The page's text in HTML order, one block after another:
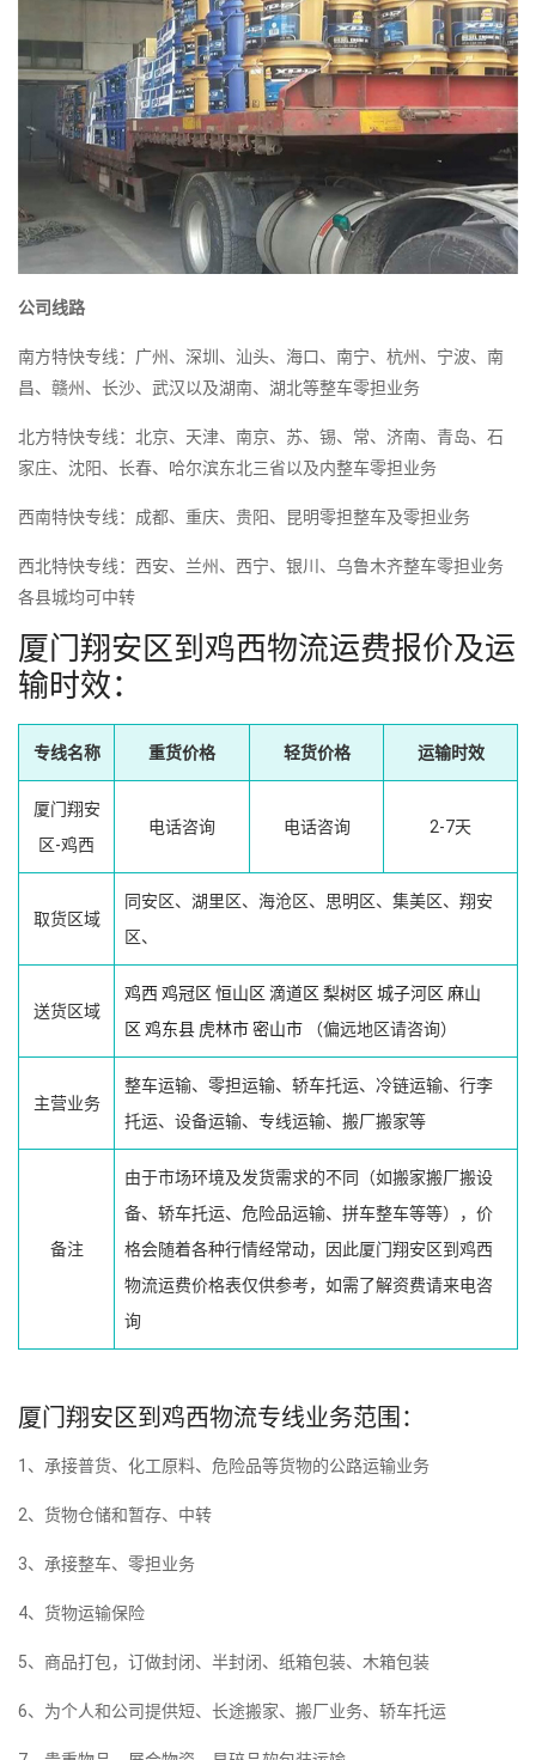
公司线路
南方特快专线：广州、深圳、汕头、海口、南宁、杭州、宁波、南
昌、赣州、长沙、武汉以及湖南、湖北等整车零担业务
北方特快专线：北京、天津、南京、苏、锡、常、济南、青岛、石
家庄、沈阳、长春、哈尔滨东北三省以及内整车零担业务
西南特快专线：成都、重庆、贵阳、昆明零担整车及零担业务
西北特快专线：西安、兰州、西宁、银川、乌鲁木齐整车零担业务
各县城均可中转
厦门翔安区到鸡西物流运费报价及运
输时效：
专线名称 重货价格 轻货价格 运输时效
厦门翔安
区-鸡西
电话咨询 电话咨询 2-7天
取货区域
同安区、湖里区、海沧区、思明区、集美区、翔安
区、
送货区域
鸡西鸡冠区 恒山区 滴道区 梨树区 城子河区 麻山
区 鸡东县 虎林市密山市 （偏远地区请咨询）
主营业务
整车运输、零担运输、轿车托运、冷链运输、行李
托运、设备运输、专线运输、搬厂搬家等
备注
由于市场环境及发货需求的不同（如搬家搬厂搬设
备、轿车托运、危险品运输、拼车整车等等），价
格会随着各种行情经常动，因此厦门翔安区到鸡西
物流运费价格表仅供参考，如需了解资费请来电咨
询
厦门翔安区到鸡西物流专线业务范围：
1、承接普货、化工原料、危险品等货物的公路运输业务
2、货物仓储和暂存、中转
3、承接整车、零担业务
4、货物运输保险
5、商品打包，订做封闭、半封闭、纸箱包装、木箱包装
6、为个人和公司提供短、长途搬家、搬厂业务、轿车托运